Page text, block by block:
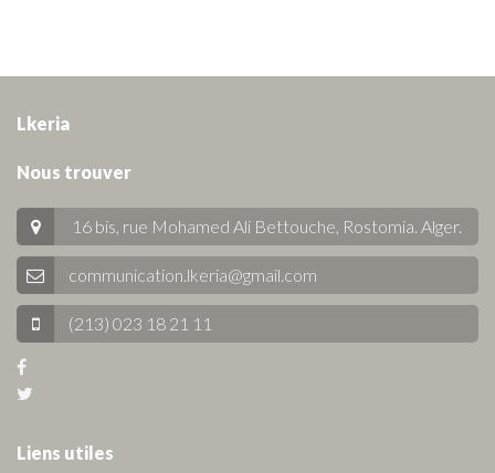
Lkeria
Nous trouver
16 bis, rue Mohamed Ali Bettouche, Rostomia. Alger.
communication.lkeria@gmail.com
(213) 023 18 21 11
Liens utiles